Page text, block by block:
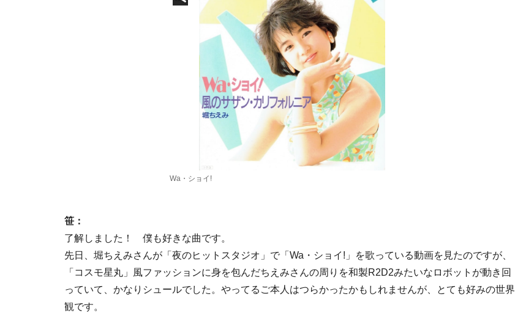
Wa・ショイ!
笹：
了解しました！ 僕も好きな曲です。
先日、堀ちえみさんが「夜のヒットスタジオ」で「Wa・ショイ!」を歌っている動画を見たのですが、
「コスモ星丸」風ファッションに身を包んだちえみさんの周りを和製R2D2みたいなロボットが動き回
っていて、かなりシュールでした。やってるご本人はつらかったかもしれませんが、とても好みの世界
観です。